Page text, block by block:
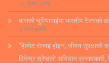
१८ मिनेट अगाडि
बाराको चुरियामाईमा भारतीय टेलरको
६ घण्टा अगाडि
“हेल्मेट रोजाइ होइन, जीवन सुरक्षाको
दिपेन्द्र श्रेष्ठको अभियान